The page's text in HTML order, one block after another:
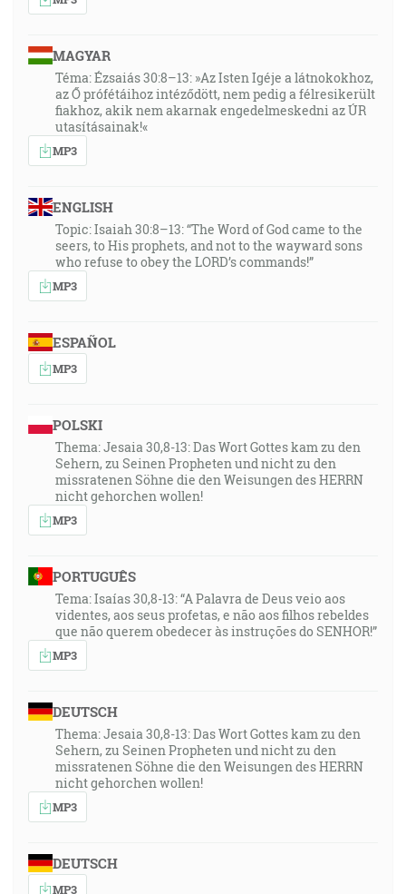
MAGYAR
Téma: Ézsaiás 30:8–13: »Az Isten Igéje a látnokokhoz,
az Ő prófétáihoz intéződött, nem pedig a félresikerült
fiakhoz, akik nem akarnak engedelmeskedni az ÚR
utasításainak!«
MP3
ENGLISH
Topic: Isaiah 30:8–13: “The Word of God came to the
seers, to His prophets, and not to the wayward sons
who refuse to obey the LORD’s commands!”
MP3
ESPAÑOL
MP3
POLSKI
Thema: Jesaia 30,8-13: Das Wort Gottes kam zu den
Sehern, zu Seinen Propheten und nicht zu den
missratenen Söhne die den Weisungen des HERRN
nicht gehorchen wollen!
MP3
PORTUGUÊS
Tema: Isaías 30,8-13: “A Palavra de Deus veio aos
videntes, aos seus profetas, e não aos filhos rebeldes
que não querem obedecer às instruções do SENHOR!”
MP3
DEUTSCH
Thema: Jesaia 30,8-13: Das Wort Gottes kam zu den
Sehern, zu Seinen Propheten und nicht zu den
missratenen Söhne die den Weisungen des HERRN
nicht gehorchen wollen!
MP3
DEUTSCH
MP3